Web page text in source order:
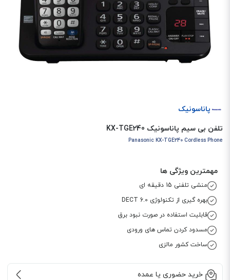
پاناسونیک
تلفن بی سیم پاناسونیک KX-TGE240
Panasonic KX-TGE240 Cordless Phone
مهمترین ویژگی ها
منشی تلفنی 15 دقیقه ای
بهره گیری از تکنولوژی DECT 6.0
قابلیت استفاده در صورت نبود برق
مسدود کردن تماس های ورودی
ساخت کشور مالزی
خرید حضوری یا عمده